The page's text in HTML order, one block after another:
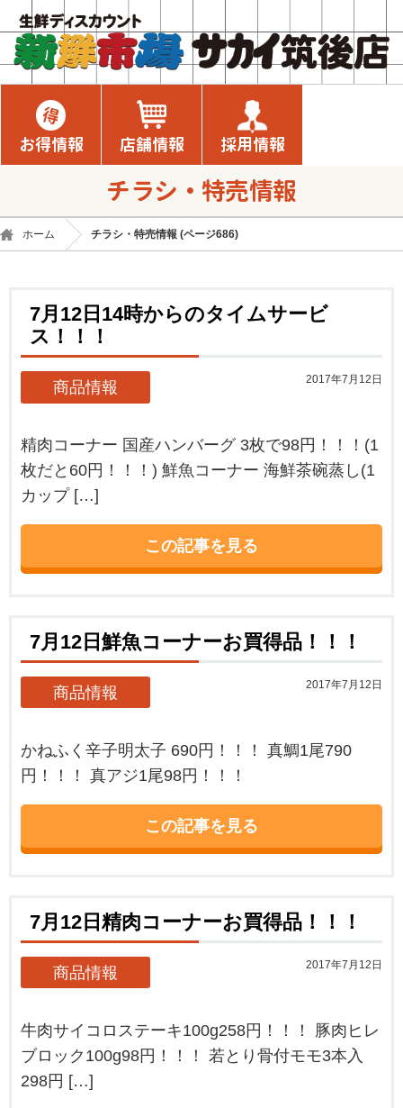
お得情報 店舗情報 採用情報
チラシ・特売情報
ホーム チラシ・特売情報 (ページ686)
7月12日14時からのタイムサービ
ス！！！
商品情報 2017年7月12日
精肉コーナー 国産ハンバーグ 3枚で98円！！！(1
枚だと60円！！！) 鮮魚コーナー 海鮮茶碗蒸し(1
カップ […]
この記事を見る
7月12日鮮魚コーナーお買得品！！！
商品情報 2017年7月12日
かねふく辛子明太子 690円！！！ 真鯛1尾790
円！！！ 真アジ1尾98円！！！
この記事を見る
7月12日精肉コーナーお買得品！！！
商品情報 2017年7月12日
牛肉サイコロステーキ100g258円！！！ 豚肉ヒレ
ブロック100g98円！！！ 若とり骨付モモ3本入
298円 […]